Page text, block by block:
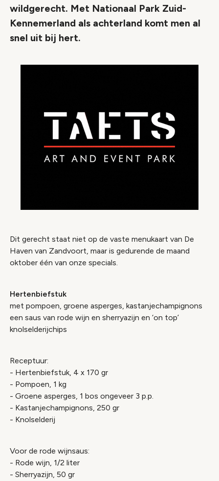
wildgerecht. Met Nationaal Park Zuid-
Kennemerland als achterland komt men al
snel uit bij hert.
Dit gerecht staat niet op de vaste menukaart van De
Haven van Zandvoort, maar is gedurende de maand
oktober één van onze specials.
Hertenbiefstuk
met pompoen, groene asperges, kastanjechampignons
een saus van rode wijn en sherryazijn en ‘on top’
knolselderijchips
Receptuur:
- Hertenbiefstuk, 4 x 170 gr
- Pompoen, 1 kg
- Groene asperges, 1 bos ongeveer 3 p.p.
- Kastanjechampignons, 250 gr
- Knolselderij
Voor de rode wijnsaus:
- Rode wijn, 1/2 liter
- Sherryazijn, 50 gr